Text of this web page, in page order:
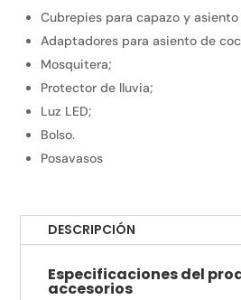
Cubrepies para capazo y
Adaptadores para asiento de
Mosquitera;
Protector de lluvia;
Luz LED;
Bolso.
Posavasos
DESCRIPCIÓN
Especificaciones del
accesorios